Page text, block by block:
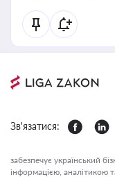
Зв'язатися:
забезпечує український
інформацією, аналітикою